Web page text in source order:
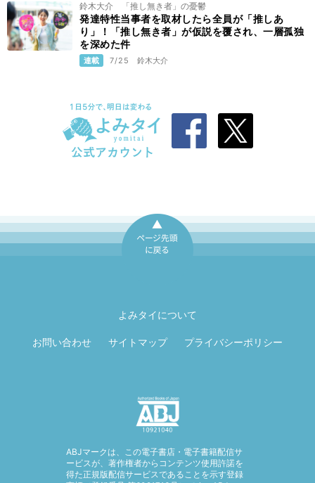
鈴木大介 「推し無き者」の憂鬱
発達特性当事者を取材したら全員が「推しあ
り」！「推し無き者」が仮説を覆され、一層孤独
を深めた件
連載 7/25 鈴木大介
よみタイについて
お問い合わせ サイトマップ プライバシーポリシー
ABJマークは、この電子書店・電子書籍配信サ
ービスが、著作権者からコンテンツ使用許諾を
得た正規版配信サービスであることを示す登録